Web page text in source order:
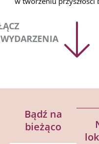
Bądź na
bieżąco